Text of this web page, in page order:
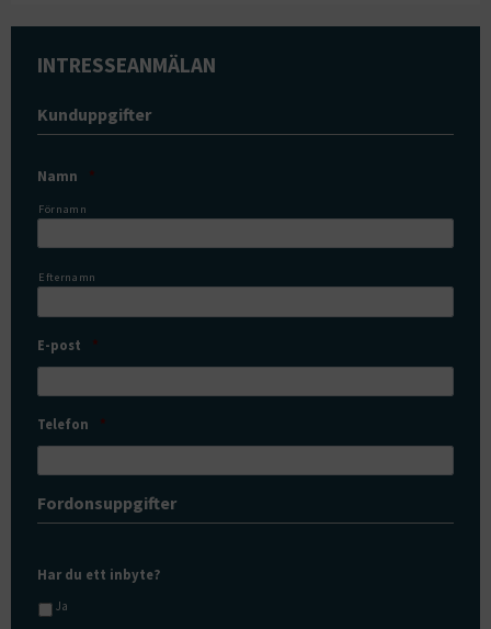
INTRESSEANMÄLAN
Kunduppgifter
Namn *
Förnamn
Efternamn
E-post *
Telefon *
Fordonsuppgifter
Har du ett inbyte?
Ja